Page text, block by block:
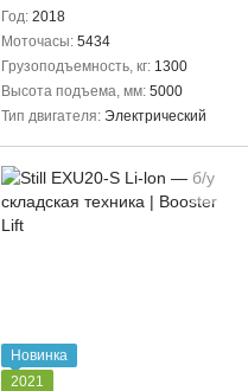
Год 2018
Моточасы 5434
Грузоподъемность, кг 1300
Высота подъема, мм 5000
Тип двигателя Электрический
Новинка
2021